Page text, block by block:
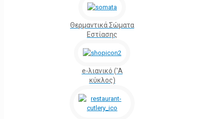
Θερμαντικά Σώματα
Εστίασης
e-λιανικό ('Α
κύκλος)